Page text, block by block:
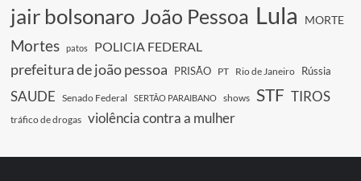
jair bolsonaro João Pessoa Lula MORTE
Mortes patos POLICIA FEDERAL
prefeitura de joão pessoa PRISÃO PT Rio de Janeiro Rússia
SAUDE Senado Federal SERTÃO PARAIBANO shows STF TIROS
tráfico de drogas violência contra a mulher